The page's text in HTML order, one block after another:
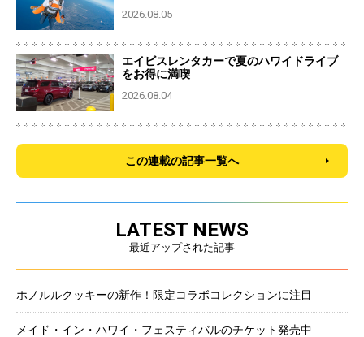
2026.08.05
エイビスレンタカーで夏のハワイドライブ
をお得に満喫
2026.08.04
この連載の記事一覧へ
LATEST NEWS
最近アップされた記事
ホノルルクッキーの新作！限定コラボコレクションに注目
メイド・イン・ハワイ・フェスティバルのチケット発売中